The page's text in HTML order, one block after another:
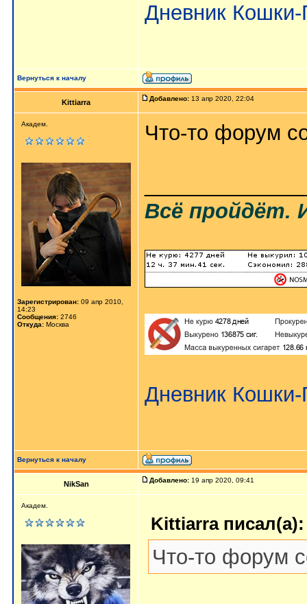
Дневник
Вернуться к началу
Kittiarra Добавлено: 13 апр 2020, 22:04
Академ.
Зарегистрирован: 09 апр 2010,
14:23
Сообщения: 2746
Откуда: Москва
Что-то форум
Всё пройдёт.
Дневник
Вернуться к началу
NikSan Добавлено: 19 апр 2020, 09:41
Академ.
Kittiarra писал(а):
Что-то форум